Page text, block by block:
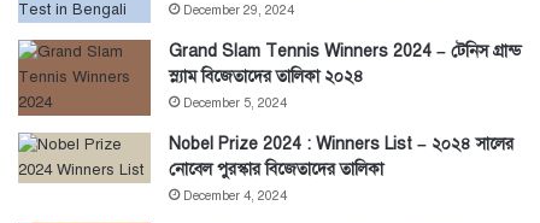
December 29, 2024
Grand Slam Tennis Winners 2024 – টেনিস গ্রান্ড
স্ল্যাম বিজেতাদের তালিকা ২০২৪
December 5, 2024
Nobel Prize 2024 : Winners List – ২০২৪ সালের
নোবেল পুরস্কার বিজেতাদের তালিকা
December 4, 2024